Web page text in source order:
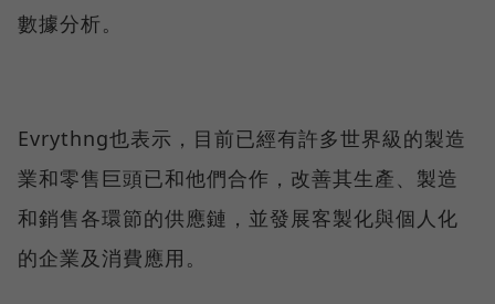
數據分析。
Evrythng也表示，目前已經有許多世界級的製造
業和零售巨頭已和他們合作，改善其生產、製造
和銷售各環節的供應鏈，並發展客製化與個人化
的企業及消費應用。